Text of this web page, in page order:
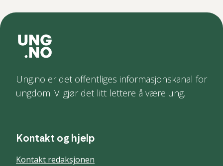
Ung.no er det offentliges informasjonskanal for
ungdom. Vi gjør det litt lettere å være ung.
Kontakt og hjelp
Kontakt redaksjonen